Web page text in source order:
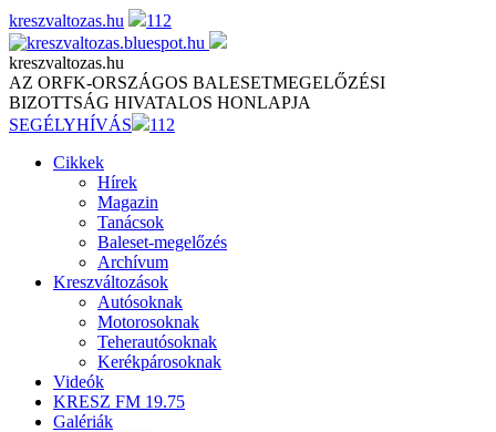
Skip
to
content
kreszvaltozas.hu 112
kreszvaltozas.hu
AZ ORFK-ORSZÁGOS BALESETMEGELŐZÉSI
BIZOTTSÁG HIVATALOS HONLAPJA
SEGÉLYHÍVÁS
112
Cikkek
Hírek
Magazin
Tanácsok
Baleset-megelőzés
Archívum
Kreszváltozások
Autósoknak
Motorosoknak
Teherautósoknak
Kerékpárosoknak
Videók
KRESZ FM 19.75
Galériák